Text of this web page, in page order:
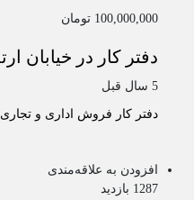
100,000,000 تومان
دفتر کار در خیابان
5 سال قبل
دفتر کار فروش اداری و تجاری
افزودن به علاقه‌مندی
1287 بازدید